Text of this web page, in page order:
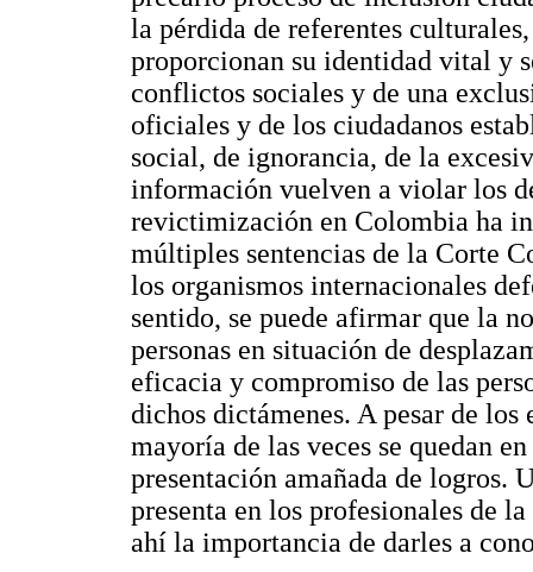
la pérdida de referentes
proporcionan su identidad vital y
conflictos sociales y de una
oficiales y de los ciudadanos
social, de ignorancia, de la
información vuelven a violar los
revictimización en Colombia ha
múltiples sentencias de la Corte
los organismos internacionales
sentido, se puede afirmar que la
personas en situación de
eficacia y compromiso de las
dichos dictámenes. A pesar de
mayoría de las veces se quedan
presentación amañada de logros.
presenta en los profesionales de
ahí la importancia de darles a